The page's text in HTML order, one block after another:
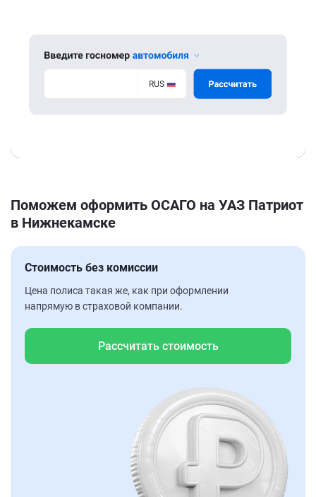
Поможем оформить ОСАГО на УАЗ Патриот
в Нижнекамске
Стоимость без комиссии
Цена полиса такая же, как при оформлении
напрямую в страховой компании.
Рассчитать стоимость